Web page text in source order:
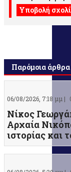
Παρόμοια άρθρα
06/08/2026, 7:18 μμ |
Νίκος
Αρχαία
ιστορίας και